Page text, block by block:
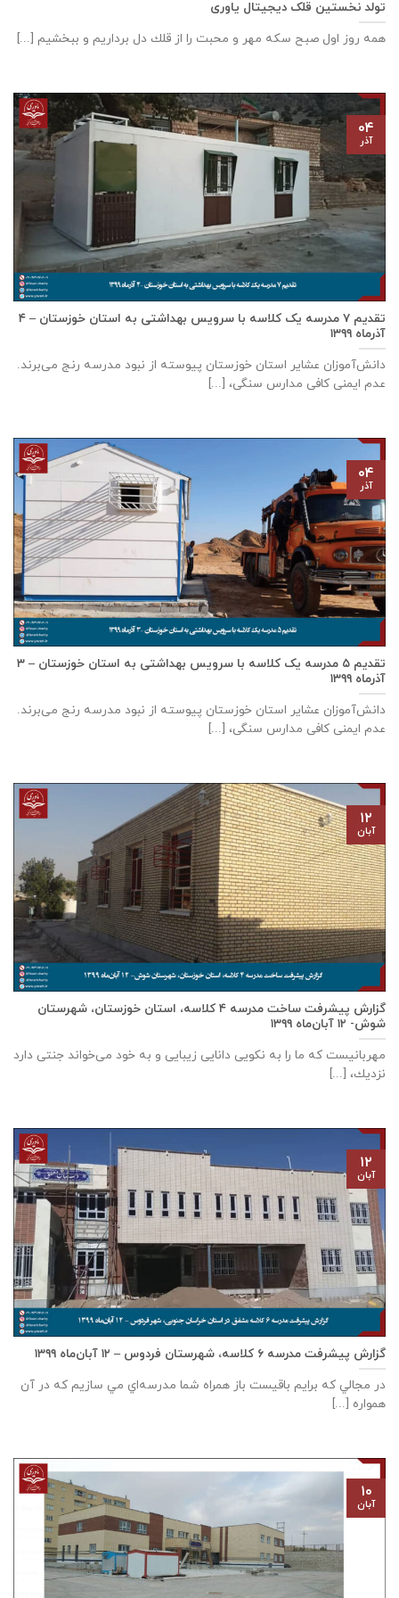
تولد نخستین قلک دیجیتال یاوری
همه روز اول صبح سكه مهر و محبت را از قلك دل برداريم و ببخشيم [...]
تقدیم ۷ مدرسه یک کلاسه با سرويس بهداشتی به استان خوزستان – ۴
آذر‌ماه ۱۳۹۹
دانش‌آموزان عشایر استان خوزستان پيوسته از نبود مدرسه رنج می‌برند.
عدم ایمنی کافی مدارس سنگی، [...]
۰۴
آذر
تقدیم ۵ مدرسه یک کلاسه با سرويس بهداشتی به استان خوزستان – ۳
آذر‌ماه ۱۳۹۹
دانش‌آموزان عشایر استان خوزستان پيوسته از نبود مدرسه رنج می‌برند.
عدم ایمنی کافی مدارس سنگی، [...]
۰۴
آذر
گزارش پیشرفت ساخت مدرسه ٤ كلاسه، استان خوزستان، شهرستان
شوش- ۱۲ آبان‌ماه ۱۳۹۹
مهربانيست كه ما را به نكويی دانايی زيبايی و به خود می‌خواند جنتی دارد
نزديك، [...]
۱۲
آبان
گزارش پیشرفت مدرسه ٦ كلاسه، شهرستان فردوس – ۱۲ آبان‌ماه ۱۳۹۹
در مجالي که برايم باقيست باز همراه شما مدرسه‌اي مي سازيم که در آن
همواره [...]
۱۲
آبان
۱۰
آبان